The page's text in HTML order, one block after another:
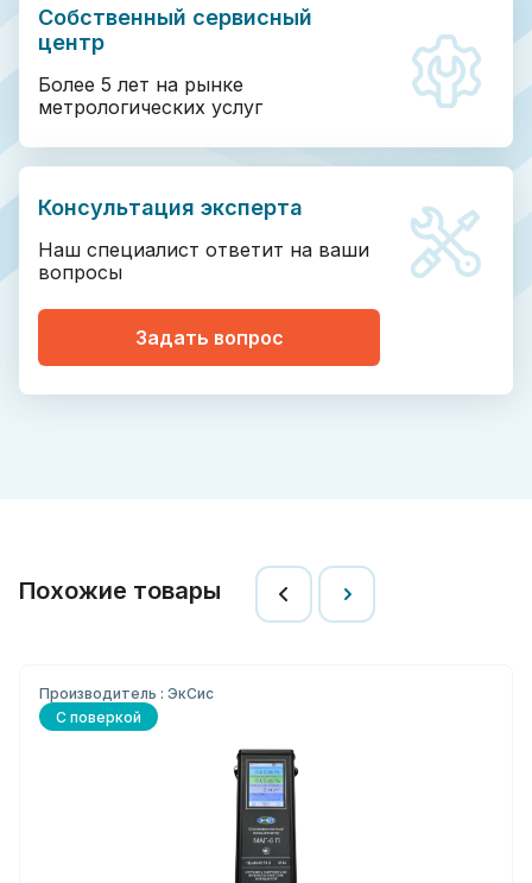
Собственный сервисный
центр
Более 5 лет на рынке
метрологических услуг
Консультация эксперта
Наш специалист ответит на ваши
вопросы
Задать вопрос
Похожие товары
Производитель : ЭкСис
С поверкой